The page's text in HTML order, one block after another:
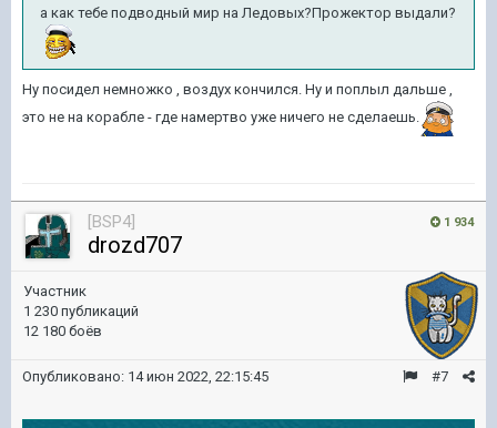
а как тебе подводный мир на Ледовых?Прожектор выдали?
Ну посидел немножко , воздух кончился. Ну и поплыл дальше ,
это не на корабле - где намертво уже ничего не сделаешь.
1 934
[BSP4]
drozd707
Участник
1 230 публикаций
12 180 боёв
#7
Опубликовано: 14 июн 2022, 22:15:45